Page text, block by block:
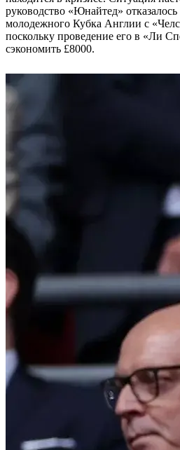
руководство «Юнайтед»
молодежного Кубка Англии с
поскольку проведение его в «Ли
сэкономить £8000.